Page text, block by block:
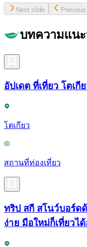
Next slide
บทความแน
อัปเดต ที่เที่ยว โตเ
โตเกียว
สถานที่ท่องเที่ยว
ทริป สกี สโนว์บอร์ด
ง่าย มือใหม่ก็เที่ยวไ